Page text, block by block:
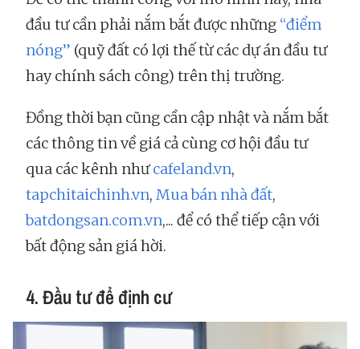
đầu tư cần phải nắm bắt được những “điểm
nóng” (quỹ đất có lợi thế từ các dự án đầu tư
hay chính sách công) trên thị trường.
Đồng thời bạn cũng cần cập nhật và nắm bắt
các thông tin về giá cả cùng cơ hội đầu tư
qua các kênh nhưcafeland.vn,
tapchitaichinh.vn, Mua bán nhà đất,
batdongsan.com.vn,... để có thể tiếp cận với
bất động sản giá hời.
4. Đầu tư để định cư